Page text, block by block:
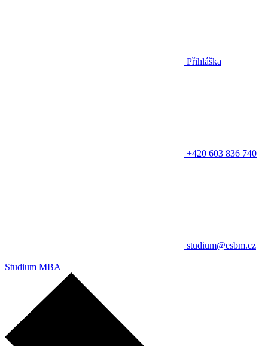
Přihláška
+420 603 836 740
studium@esbm.cz
Studium MBA